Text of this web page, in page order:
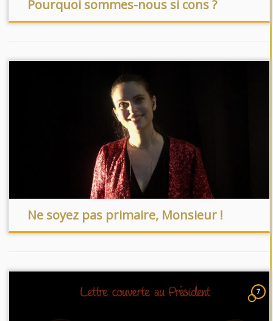
Pourquoi sommes-nous si cons ?
Ne soyez pas primaire, Monsieur !
7